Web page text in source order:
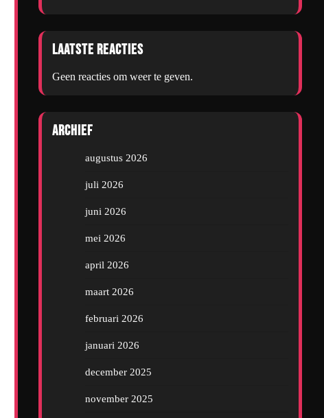
Laatste reacties
Geen reacties om weer te geven.
Archief
augustus 2026
juli 2026
juni 2026
mei 2026
april 2026
maart 2026
februari 2026
januari 2026
december 2025
november 2025